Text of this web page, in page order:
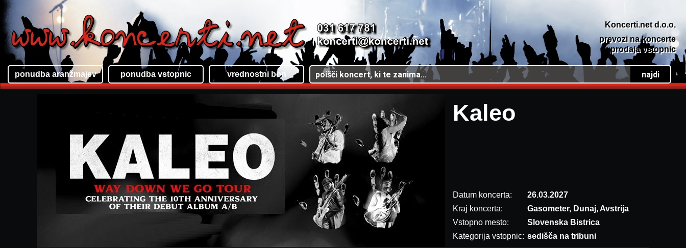
ponudba aranžmajev ponudba vstopnic vrednostni bon
Koncerti.net d.o.o.
prevozi na koncerte
prodaja vstopnic
Kaleo
Datum koncerta:
26.03.2027
Kraj koncerta:
Gasometer, Dunaj, Avstrija
Vstopno mesto:
Slovenska Bistrica
Kategorija vstopnic: sedišča na tribuni